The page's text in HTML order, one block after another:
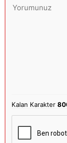
Kalan Karakter